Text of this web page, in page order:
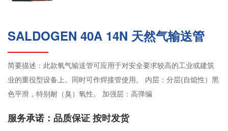
SALDOGEN 40A 14N 天然气输送管
简要描述：此款氧气输送管可应用于对安全要求较高的工业或建筑
业的重役型设备上。同时可作焊接管使用。 内层：分层(自熄性）黑
色平滑，特别耐（臭）氧性。 加强层：高弹编
服务承诺：品质保证 按时发货